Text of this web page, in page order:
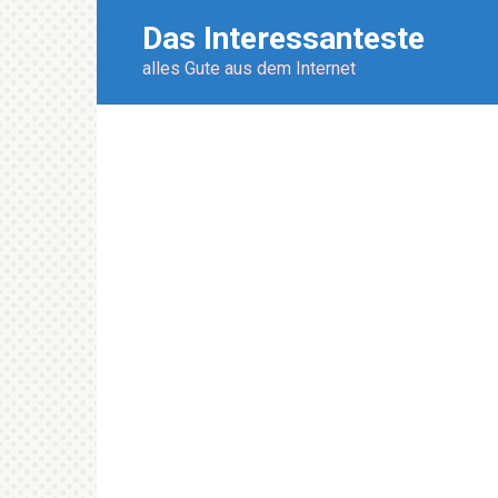
Das Interessanteste
alles Gute aus dem Internet